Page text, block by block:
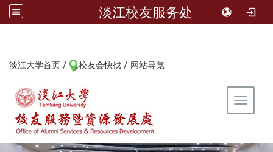
淡江校友服务处
淡江大学首页 / 校友会快找 / 网站导览
Toggle